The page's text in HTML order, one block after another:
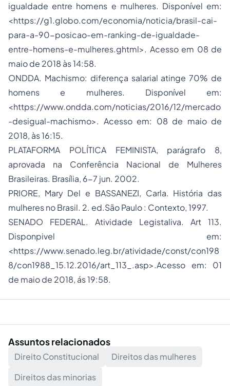
igualdade entre homens e mulheres. Disponível em:
<https://g1.globo.com/economia/noticia/brasil-cai-
para-a-90-posicao-em-ranking-de-igualdade-
entre-homens-e-mulheres.ghtml>. Acesso em 08 de
maio de 2018 às 14:58.
ONDDA. Machismo: diferença salarial atinge 70% de
homens e mulheres. Disponível em:
<https://www.ondda.com/noticias/2016/12/mercado
-desigual-machismo>. Acesso em: 08 de maio de
2018, às 16:15.
PLATAFORMA POLÍTICA FEMINISTA, parágrafo 8,
aprovada na Conferência Nacional de Mulheres
Brasileiras. Brasília, 6-7 jun. 2002.
PRIORE, Mary Del e BASSANEZI, Carla. História das
mulheres no Brasil. 2. ed.São Paulo : Contexto, 1997.
SENADO FEDERAL. Atividade Legistaliva. Art 113.
Disponpivel em:
<https://www.senado.leg.br/atividade/const/con198
8/con1988_15.12.2016/art_113_.asp>.Acesso em: 01
de maio de 2018, ás 19:58.
Assuntos relacionados
Direito Constitucional
Direitos das mulheres
Direitos das minorias